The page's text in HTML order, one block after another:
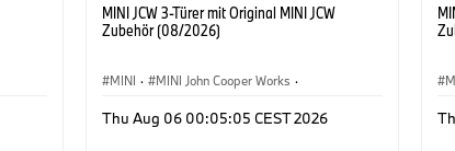
MINI JCW 3-Türer mit Original MINI JCW
Zubehör (08/2026)
MINI · MINI John Cooper Works ·
Sonderausstattungen, Zubehör
Thu Aug 06 00:05:05 CEST 2026